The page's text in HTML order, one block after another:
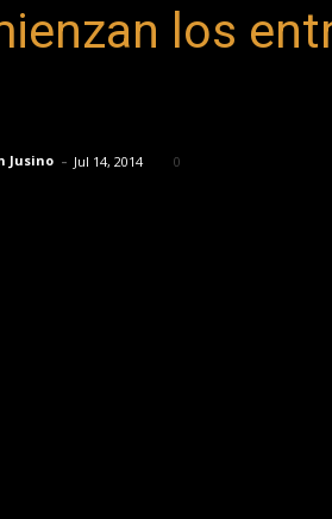
los
Jusino - Jul 14, 2014 0